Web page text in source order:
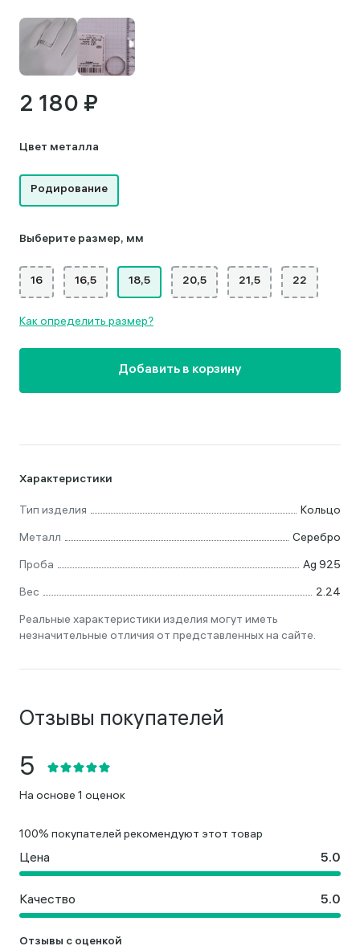
Характеристики
Тип изделия
Кольцо
Металл
Серебро
Проба
Ag 925
Вес
2.24
Реальные характеристики изделия могут иметь
незначительные отличия от представленных на сайте.
2 180 ₽
Цвет металла
Родирование
Выберите размер, мм
16 16,5 18,5 20,5 21,5 22
Как определить размер?
Добавить в корзину
Отзывы покупателей
На основе 1 оценок
100% покупателей рекомендуют этот товар
Цена
Качество
Отзывы с оценкой